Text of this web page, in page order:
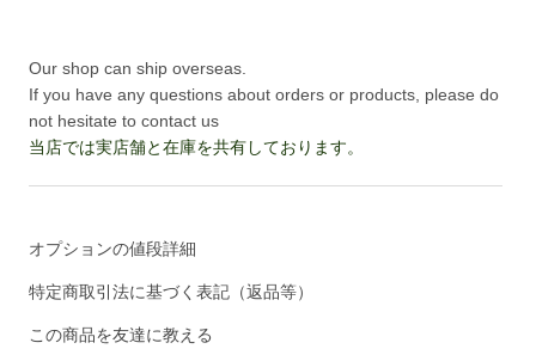
Our shop can ship overseas.
If you have any questions about orders or products, please do
not hesitate to contact us
当店では実店舗と在庫を共有しております。
オプションの値段詳細
特定商取引法に基づく表記（返品等）
この商品を友達に教える